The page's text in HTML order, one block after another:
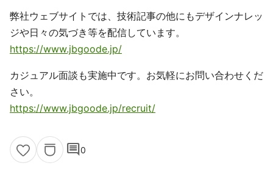
弊社ウェブサイトでは、技術記事の他にもデザインナレッ
ジや日々の気づき等を配信しています。
https://www.jbgoode.jp/
カジュアル面談も実施中です。お気軽にお問い合わせくだ
さい。
https://www.jbgoode.jp/recruit/
comment0